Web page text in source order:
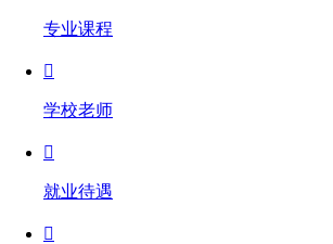
专业课程

学校老师

就业待遇
